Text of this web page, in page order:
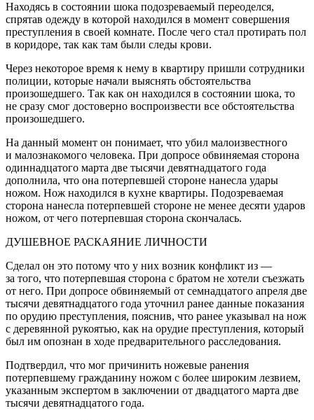
Находясь в состоянии шока подозреваемый переоделся,
спрятав одежду в которой находился в момент совершения
преступления в своей комнате. После чего стал протирать пол
в коридоре, так как там были следы крови.
Через некоторое время к нему в квартиру пришли сотрудники
полиции, которые начали выяснять обстоятельства
произошедшего. Так как он находился в состоянии шока, то
не сразу смог достоверно воспроизвести все обстоятельства
произошедшего.
На данный момент он понимает, что убил малоизвестного
и малознакомого человека. При допросе обвиняемая сторона
одиннадцатого марта две тысячи девятнадцатого года
дополнила, что она потерпевшей стороне нанесла удары
ножом. Нож находился в кухне квартиры. Подозреваемая
сторона нанесла потерпевшей стороне не менее десяти ударов
ножом, от чего потерпевшая сторона скончалась.
ДУШЕВНОЕ РАСКАЯНИЕ ЛИЧНОСТИ
Сделал он это потому что у них возник конфликт из —
за того, что потерпевшая сторона с братом не хотели съезжать
от него. При допросе обвиняемый от семнадцатого апреля две
тысячи девятнадцатого года уточнил ранее данные показания
по орудию преступления, пояснив, что ранее указывал на нож
с деревянной рукоятью, как на орудие преступления, который
был им опознан в ходе предварительного расследования.
Подтвердил, что мог причинить ножевые ранения
потерпевшему гражданину ножом с более широким лезвием,
указанным экспертом в заключении от двадцатого марта две
тысячи девятнадцатого года.